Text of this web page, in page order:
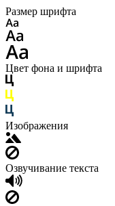
Размер шрифта
Цвет фона и шрифта
Изображения
Озвучивание текста